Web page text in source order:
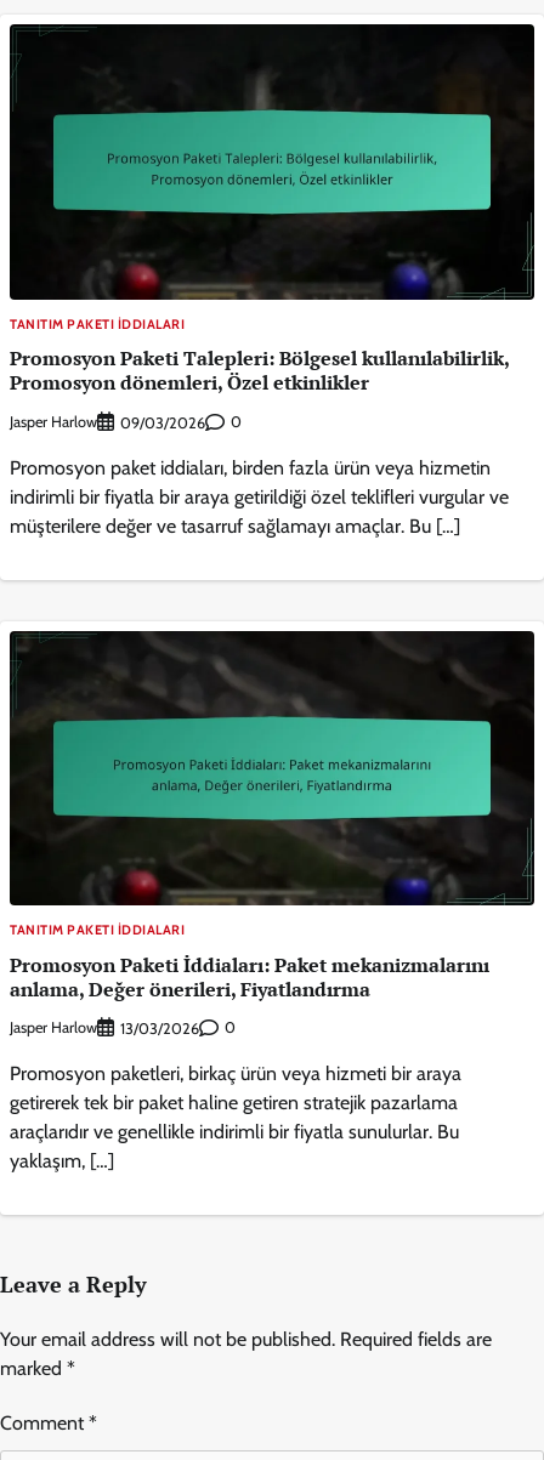
TANITIM PAKETI İDDIALARI
Promosyon Paketi Talepleri: Bölgesel kullanılabilirlik,
Promosyon dönemleri, Özel etkinlikler
Jasper Harlow 09/03/2026 0
Promosyon paket iddiaları, birden fazla ürün veya hizmetin
indirimli bir fiyatla bir araya getirildiği özel teklifleri vurgular ve
müşterilere değer ve tasarruf sağlamayı amaçlar. Bu […]
TANITIM PAKETI İDDIALARI
Promosyon Paketi İddiaları: Paket mekanizmalarını
anlama, Değer önerileri, Fiyatlandırma
Jasper Harlow 13/03/2026 0
Promosyon paketleri, birkaç ürün veya hizmeti bir araya
getirerek tek bir paket haline getiren stratejik pazarlama
araçlarıdır ve genellikle indirimli bir fiyatla sunulurlar. Bu
yaklaşım, […]
Leave a Reply
Your email address will not be published. Required fields are
marked *
Comment*